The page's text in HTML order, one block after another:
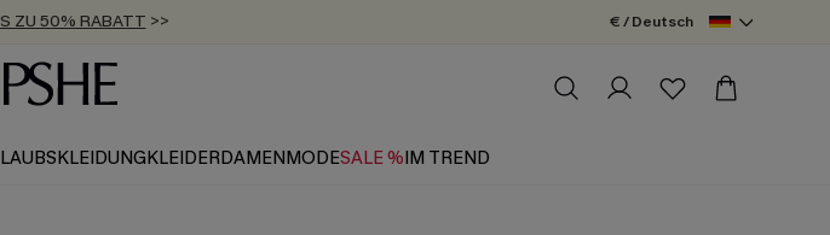
ZU 50% RABATT >>
-20% EXTRA ERHALTEN
AB 89 €
€ / Deutsch
KLEIDERDAMENMODESALE %IM TREND